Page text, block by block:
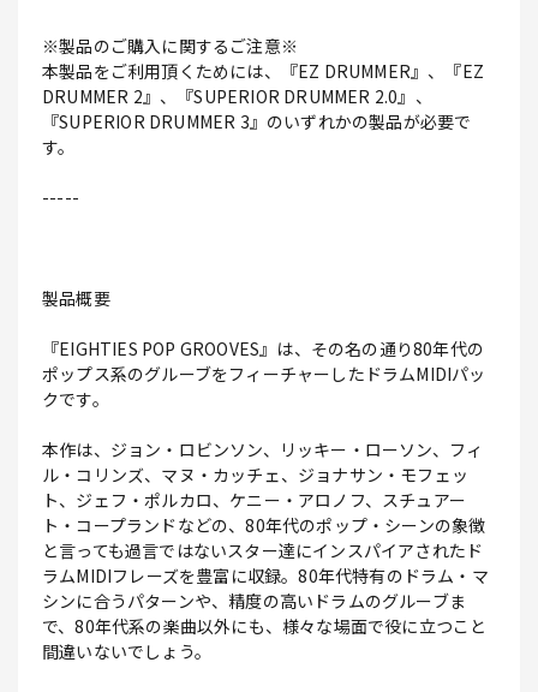
※製品のご購入に関するご注意※
本製品をご利用頂くためには、『EZ DRUMMER』、『EZ
DRUMMER 2』、『SUPERIOR DRUMMER 2.0』、
『SUPERIOR DRUMMER 3』のいずれかの製品が必要で
す。
-----
製品概要
『EIGHTIES POP GROOVES』は、その名の通り80年代の
ポップス系のグルーブをフィーチャーしたドラムMIDIパッ
クです。
本作は、ジョン・ロビンソン、リッキー・ローソン、フィ
ル・コリンズ、マヌ・カッチェ、ジョナサン・モフェッ
ト、ジェフ・ポルカロ、ケニー・アロノフ、スチュアー
ト・コープランドなどの、80年代のポップ・シーンの象徴
と言っても過言ではないスター達にインスパイアされたド
ラムMIDIフレーズを豊富に収録。80年代特有のドラム・マ
シンに合うパターンや、精度の高いドラムのグルーブま
で、80年代系の楽曲以外にも、様々な場面で役に立つこと
間違いないでしょう。